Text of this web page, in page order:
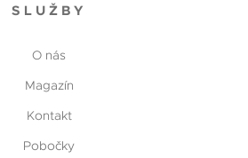
SLUŽBY
O nás
Magazín
Kontakt
Pobočky